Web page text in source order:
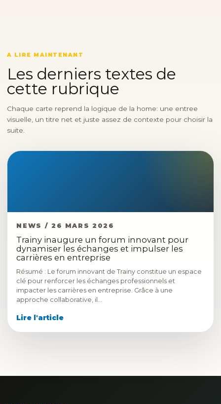
A LIRE MAINTENANT
Les derniers textes de
cette rubrique
Chaque carte reprend la logique de la home: une entree
visuelle, un titre net et juste assez de contexte pour choisir la
suite.
NEWS / 26 MARS 2026
Trainy inaugure un forum innovant pour
dynamiser les échanges et impulser les
carrières en entreprise
Résumé : Le forum innovant de Trainy constitue un espace
clé pour renforcer les échanges professionnels et
impacter les carrières en entreprise. Grâce à une
approche collaborative, il…
Lire l'article